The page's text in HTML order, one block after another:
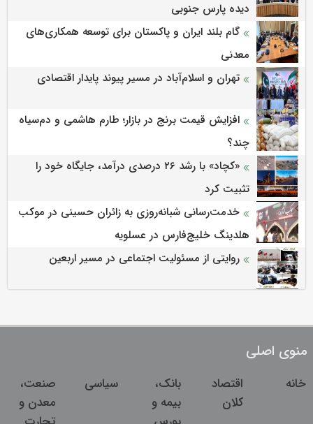
دیده پارس جنوبی
گام بلند ایران و پاکستان برای توسعه همکاری‌های
معدنی
تهران و اسلام‌آباد در مسیر پیوند پایدار اقتصادی
افزایش قیمت برنج در بازار؛ طارم هاشمی و دم‌سیاه
چند؟
«کچاد» با رشد ۲۶ درصدی درآمد، جایگاه خود را
تثبیت کرد
خدمت‌رسانی شبانه‌روزی به زائران حسینی در موکب
هلدینگ خلیج‌فارس در عسلویه
روایتی از مسئولیت اجتماعی در مسیر اربعین
منوی اصلی
خانه
اقتصاد
کلان
بانک،
بیمه و
سیاسی
صنعت،
معدن و